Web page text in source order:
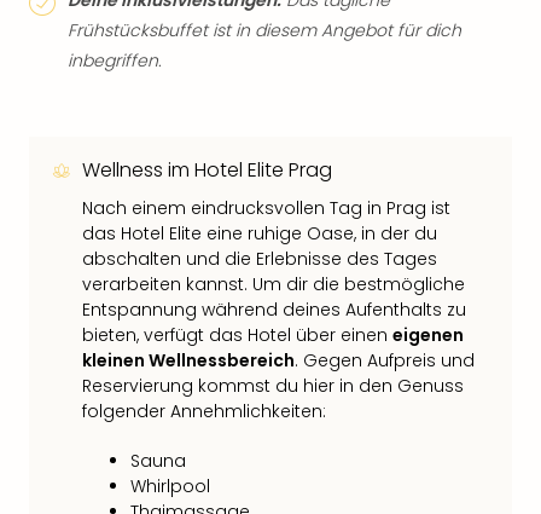
Frühstücksbuffet ist in diesem Angebot für dich
inbegriffen.
Wellness im Hotel Elite Prag
Nach einem eindrucksvollen Tag in Prag ist
das Hotel Elite eine ruhige Oase, in der du
abschalten und die Erlebnisse des Tages
verarbeiten kannst. Um dir die bestmögliche
Entspannung während deines Aufenthalts zu
bieten, verfügt das Hotel über einen eigenen
kleinen Wellnessbereich. Gegen Aufpreis und
Reservierung kommst du hier in den Genuss
folgender Annehmlichkeiten:
Sauna
Whirlpool